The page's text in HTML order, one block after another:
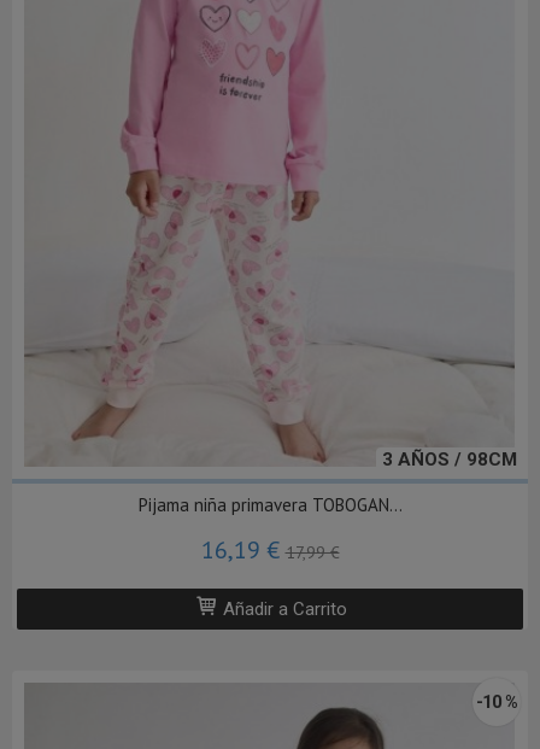
3 AÑOS / 98CM
Pijama niña primavera TOBOGAN...
16,19 €17,99 €
Añadir a Carrito
-10 %